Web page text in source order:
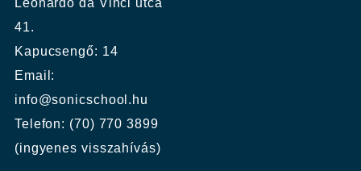
Leonardo da Vinci utca
41.
Kapucsengő: 14
Email:
info@sonicschool.hu
Telefon: (70) 770 3899
(ingyenes visszahívás)